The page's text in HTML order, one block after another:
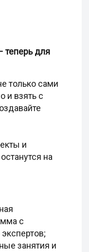
теперь для
только сами
и взять с
и
на
с
занятия и